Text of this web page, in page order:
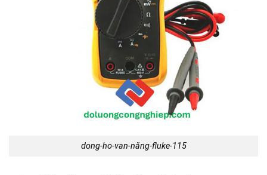
dong-ho-van-năng-fluke-115